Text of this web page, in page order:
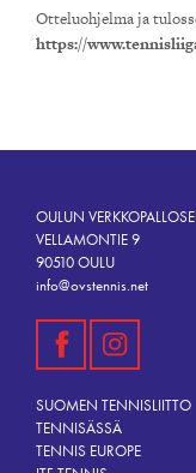
Otteluohjelma ja
https://
OULUN
VELLAMONTIE 9
90510 OULU
info@ovstennis.net
SUOMEN TENNISLIITTO
TENNISÄSSÄ
TENNIS EUROPE